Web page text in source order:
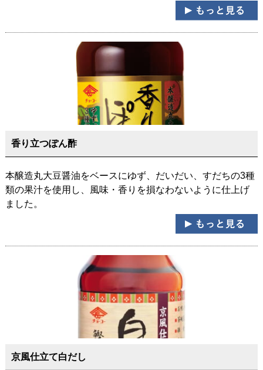
香り立つぽん酢
本醸造丸大豆醤油をベースにゆず、だいだい、すだちの3種
類の果汁を使用し、風味・香りを損なわないように仕上げ
ました。
京風仕立て白だし